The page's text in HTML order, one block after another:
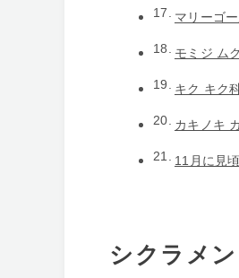
マリーゴ
モミジ ム
キク キク
カキノキ
11月に見
シクラメン